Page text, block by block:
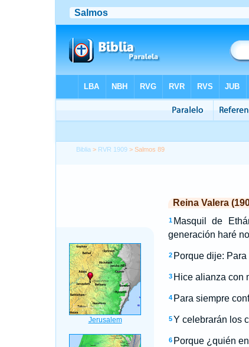
Biblia > RVR 1909 > Salmos 89
Reina Valera
1 Masquil de
generación haré
2 Porque dije:
3 Hice alianza con
4 Para siempre
5 Y celebrarán los
6 Porque ¿quién